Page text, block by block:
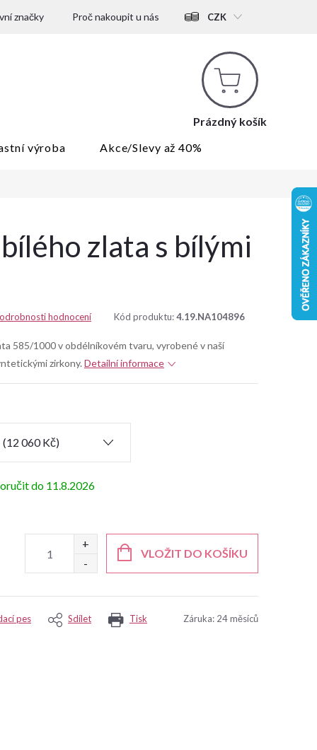
značky Proč nakoupit u nás CZK
Nákupní
košík
Prázdný košík
výroba
Akce/Slevy až 40%
zlata s bílými
hodnocení Kód produktu:4.19.NA104896
585/1000 v obdélníkovém tvaru, vyrobené v naší
zirkony. Detailní informace
11.8.2026
VLOŽIT DO KOŠÍKU
Tisk
pes Sdílet Záruka: 24 měsíců